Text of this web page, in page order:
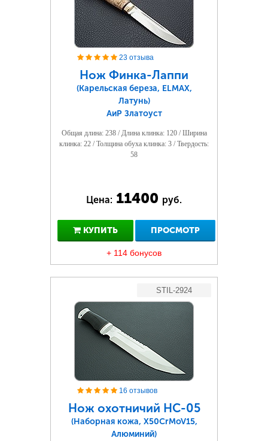
23 отзыва
Нож Финка-Лаппи
(Карельская береза, ELMAX,
Латунь)
АиР Златоуст
Общая длина: 238 / Длина клинка: 120 / Ширина
клинка: 22 / Толщина обуха клинка: 3 / Твердость:
58
Цена: 11400 руб.
КУПИТЬ ПРОСМОТР
+ 114 бонусов
STIL-2924
16 отзывов
Нож охотничий НС-05
(Наборная кожа, Х50CrMoV15,
Алюминий)